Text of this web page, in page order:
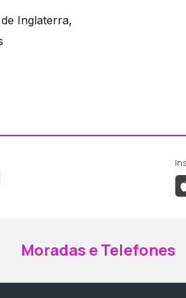
Inglaterra,
ao Facebook da
Aceder ao Instagram
Moradas e Telefones